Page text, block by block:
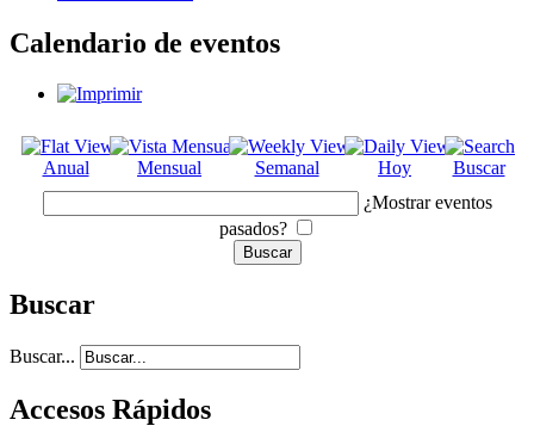
Calendario de eventos
Anual Mensual Semanal Hoy
Buscar
¿Mostrar eventos
pasados?
Buscar
Buscar...
Accesos Rápidos